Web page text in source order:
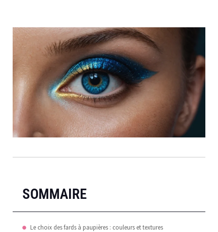
SOMMAIRE
Le choix des fards à paupières : couleurs et textures